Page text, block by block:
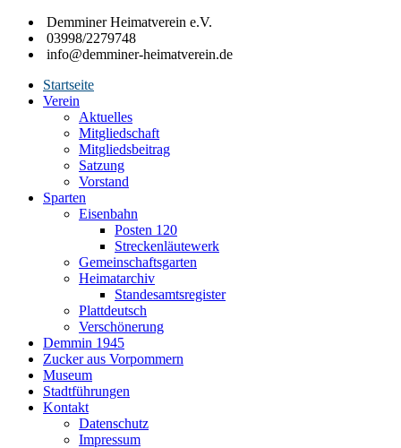
Zum
Inhalt
springen
Demminer Heimatverein e.V.
03998/2279748
info@demminer-heimatverein.de
Demminer
Heimatverein
Förderung
Heimatkunde
Heimatpflege
Hansestadt
umliegenden
Startseite
Verein
Aktuelles
Mitgliedschaft
Mitgliedsbeitrag
Satzung
Vorstand
Sparten
Eisenbahn
Posten 120
Streckenläutewerk
Gemeinschaftsgarten
Heimatarchiv
Standesamtsregister
Plattdeutsch
Verschönerung
Demmin 1945
Zucker aus Vorpommern
Museum
Stadtführungen
Kontakt
Datenschutz
Impressum